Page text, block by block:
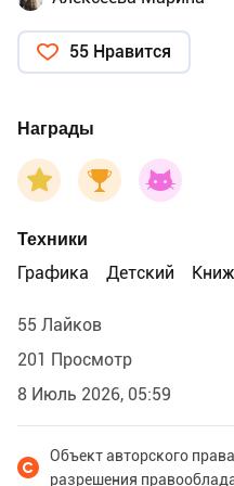
55 Нравится
Награды
Техники
Графика
Детский
55 Лайков
201 Просмотр
8 Июль 2026, 05:59
Объект авторского
разрешения